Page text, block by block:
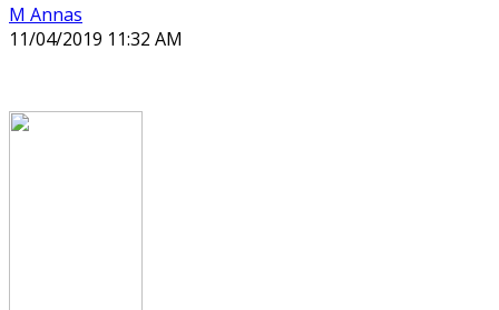
M Annas
11/04/2019 11:32 AM